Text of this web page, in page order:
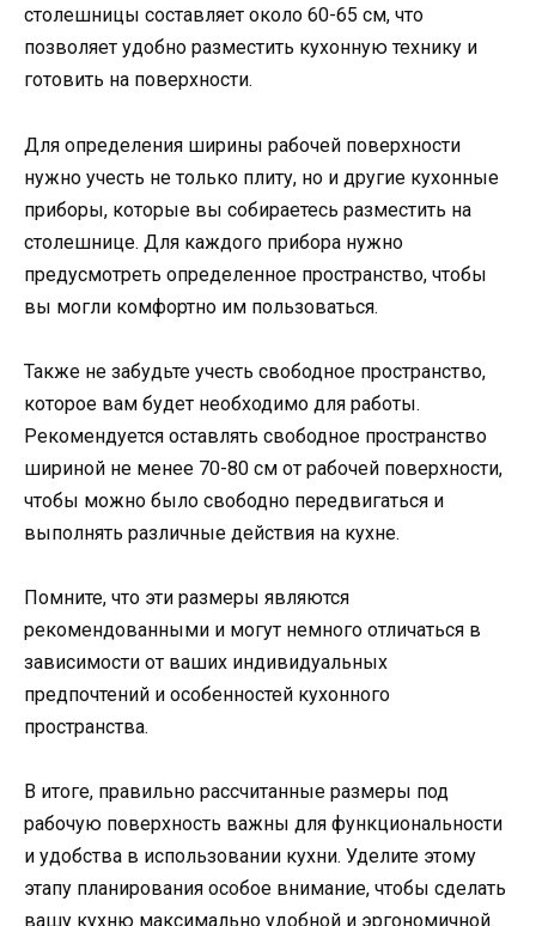
столешницы составляет около 60-65 см, что
позволяет удобно разместить кухонную технику и
готовить на поверхности.
Для определения ширины рабочей поверхности
нужно учесть не только плиту, но и другие кухонные
приборы, которые вы собираетесь разместить на
столешнице. Для каждого прибора нужно
предусмотреть определенное пространство, чтобы
вы могли комфортно им пользоваться.
Также не забудьте учесть свободное пространство,
которое вам будет необходимо для работы.
Рекомендуется оставлять свободное пространство
шириной не менее 70-80 см от рабочей поверхности,
чтобы можно было свободно передвигаться и
выполнять различные действия на кухне.
Помните, что эти размеры являются
рекомендованными и могут немного отличаться в
зависимости от ваших индивидуальных
предпочтений и особенностей кухонного
пространства.
В итоге, правильно рассчитанные размеры под
рабочую поверхность важны для функциональности
и удобства в использовании кухни. Уделите этому
этапу планирования особое внимание, чтобы сделать
вашу кухню максимально удобной и эргономичной.